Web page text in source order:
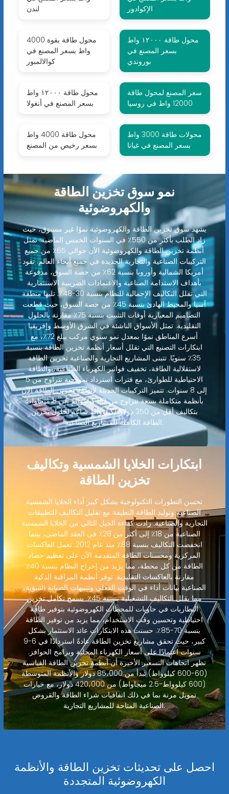
لندن
الإكوادور
محول طاقة بقوة 4000
واط بسعر المصنع في
كوالالمبور
محول طاقة ١٢٠٠٠ واط
بسعر المصنع في
بوروندي
محول طاقة ١٢٠٠٠ واط
بسعر المصنع في أنغولا
سعر المصنع لمحول طاقة
12000 واط في روسيا
محول طاقة 4000 واط
بسعر رخيص من المصنع
محولات طاقة 3000 واط
بسعر المصنع في غيانا
نمو سوق تخزين الطاقة
والكهروضوئية
يشهد سوق تخزين الطاقة والكهروضوئية نموًا غير مسبوق، حيث
زاد الطلب بأكثر من 550٪ في السنوات الخمس الماضية. تمثل
أنظمة تخزين الطاقة والكهروضوئية الآن حوالي 65٪ من جميع
التركيبات الصناعية والتجارية الجديدة في جميع أنحاء العالم. تقود
أمريكا الشمالية وأوروبا بنسبة 62٪ من حصة السوق، مدفوعة
بأهداف الاستدامة الصناعية والاعتمادات الضريبية الاستثمارية
التي تقلل التكاليف الإجمالية للنظام بنسبة 30-48٪. تليها منطقة
آسيا والمحيط الهادئ بنسبة 45٪ من حصة السوق، حيث قطعت
التصاميم المعيارية أوقات التثبيت بنسبة 75٪ مقارنة بالحلول
التقليدية. تمثل الأسواق الناشئة في الشرق الأوسط وإفريقيا
أسرع المناطق نموًا بمعدل نمو سنوي مركب يبلغ 72٪، مع
ابتكارات التصنيع التي تقلل أسعار أنظمة تخزين الطاقة بنسبة
35٪ سنويًا. تتبنى المشاريع التجارية والصناعية تخزين الطاقة
لاستقلالية الطاقة، تخفيف فواتير الكهرباء الصناعية، والطاقة
الاحتياطية للطوارئ، مع فترات استرداد نموذجية تتراوح من 5
إلى 8 سنوات. تتميز التركيبات الحديثة لأنظمة تخزين الطاقة الآن
بأنظمة متكاملة بسعة تتراوح من 80 كيلوواط إلى 8 ميجاواط
بتكاليف أقل من 350 دولارًا/كيلوواط ساعة لحلول تخزين
الطاقة الكاملة للمشاريع الصناعية.
ابتكارات الخلايا الشمسية وتكاليف
تخزين الطاقة
تحسن التطورات التكنولوجية بشكل كبير أداء الخلايا الشمسية
الصناعية وتوليد الطاقة النظيفة مع تقليل التكاليف للتطبيقات
التجارية والصناعية. زادت كفاءة الجيل التالي من الخلايا الشمسية
الصناعية من 18٪ إلى أكثر من 28٪ في العقد الماضي، بينما
انخفضت التكاليف بنسبة 88٪ منذ عام 2012. تعمل العاكسات
المركزية ومحسنات الطاقة المتقدمة الآن على تعظيم حصاد
الطاقة من كل محطة، مما يزيد من إخراج النظام بنسبة 40٪
مقارنة بالعاكسات التقليدية. توفر أنظمة المراقبة الذكية
الصناعية بيانات أداء في الوقت الفعلي وتنبيهات الصيانة التنبؤية،
مما يقلل التكاليف التشغيلية بنسبة 45٪. يسمح تكامل تخزين
البطاريات في حاويات للمحطات الكهروضوئية بتوفير طاقة
احتياطية وتحسين وقت الاستخدام، مما يزيد من توفير الطاقة
بنسبة 70-85٪. حسنت هذه الابتكارات عائد الاستثمار بشكل
كبير، حيث تحقق مشاريع تخزين الطاقة عادةً استردادًا في 6-9
سنوات اعتمادًا على أسعار الكهرباء المحلية وبرامج الحوافز.
تظهر اتجاهات التسعير الأخيرة أن أنظمة تخزين الطاقة القياسية
(60-600 كيلوواط) تبدأ من 85،000 دولار والأنظمة المتوسطة
(600 كيلوواط-2.5 ميجاواط) من 420،000 دولار، مع خيارات
تمويل مرنة بما في ذلك اتفاقيات شراء الطاقة والقروض
الصناعية المتاحة للمشاريع التجارية.
احصل على تحديثات تخزين الطاقة والأنظمة
الكهروضوئية المتجددة